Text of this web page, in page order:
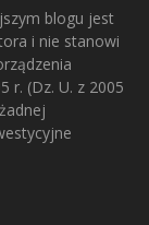
blogu jest
i nie stanowi
r. (Dz. U. z 2005